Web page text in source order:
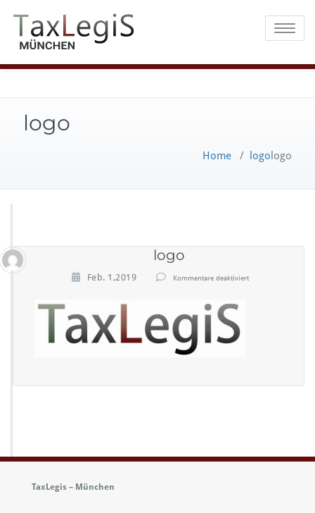
Toggle
logo
Home / logo logo
logo
Feb. 1,2019 Kommentare deaktiviert
TaxLegis – München